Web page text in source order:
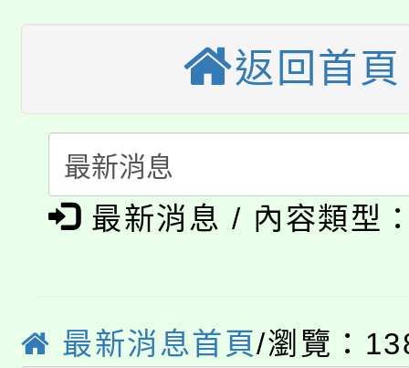
《TA101》溝通分析基
程，歡迎學生輔導中心
心理、諮商輔導、社會
系所師生報名參加。
轉知苗栗縣政府辦理
縣市「校園短影音徵
門員」簡章及活動海報
踴躍報名參加。
桃園市115學年度學生
要點
「桃園市補助參觀特色
展演活動實施計畫」
115年度「教育部表揚
義教育推展貢獻獎」
公告本校115學年度第
生本土語及新住民語歌
公告本校115學年度第
返回首頁
最新消息 / 內容類型
最新消息首頁/瀏覽：